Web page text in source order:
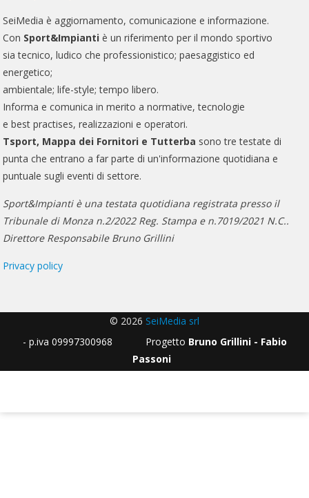
SeiMedia è aggiornamento, comunicazione e informazione.
Con Sport&Impianti è un riferimento per il mondo sportivo
sia tecnico, ludico che professionistico; paesaggistico ed
energetico;
ambientale; life-style; tempo libero.
Informa e comunica in merito a normative, tecnologie
e best practises, realizzazioni e operatori.
Tsport, Mappa dei Fornitori e Tutterba sono tre testate di
punta che entrano a far parte di un'informazione quotidiana e
puntuale sugli eventi di settore.
Sport&Impianti è una testata quotidiana registrata presso il
Tribunale di Monza n.2/2022 Reg. Stampa e n.7019/2021 N.C..
Direttore Responsabile Bruno Grillini
Privacy policy
© 2026 SeiMedia srl
- p.iva 09997300968 Progetto Bruno Grillini - Fabio
Passoni